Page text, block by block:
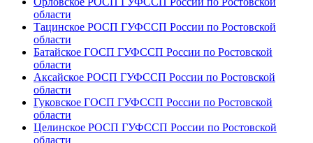
области
Тацинское РОСП ГУФССП России по Ростовской
области
Батайское ГОСП ГУФССП России по Ростовской
области
Аксайское РОСП ГУФССП России по Ростовской
области
Гуковское ГОСП ГУФССП России по Ростовской
области
Целинское РОСП ГУФССП России по Ростовской
области